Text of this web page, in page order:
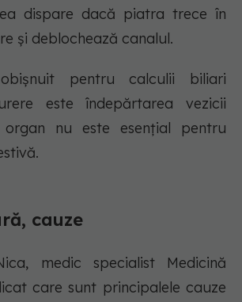
dispare dacă piatra trece în
și deblochează canalul.
pentru calculii biliari
este îndepărtarea vezicii
organ nu este esențial pentru
cauze
medic specialist Medicină
care sunt principalele cauze